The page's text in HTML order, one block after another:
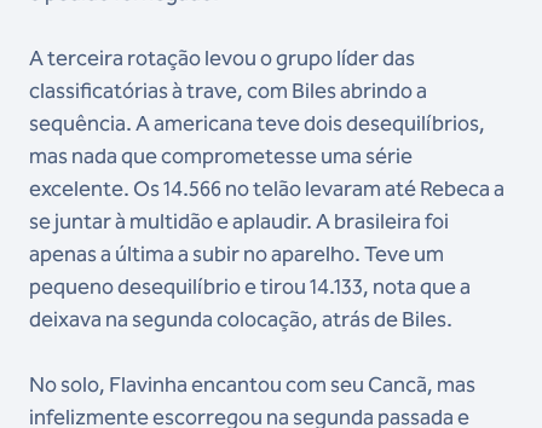
A terceira rotação levou o grupo líder das
classificatórias à trave, com Biles abrindo a
sequência. A americana teve dois desequilíbrios,
mas nada que comprometesse uma série
excelente. Os 14.566 no telão levaram até Rebeca a
se juntar à multidão e aplaudir. A brasileira foi
apenas a última a subir no aparelho. Teve um
pequeno desequilíbrio e tirou 14.133, nota que a
deixava na segunda colocação, atrás de Biles.
No solo, Flavinha encantou com seu Cancã, mas
infelizmente escorregou na segunda passada e